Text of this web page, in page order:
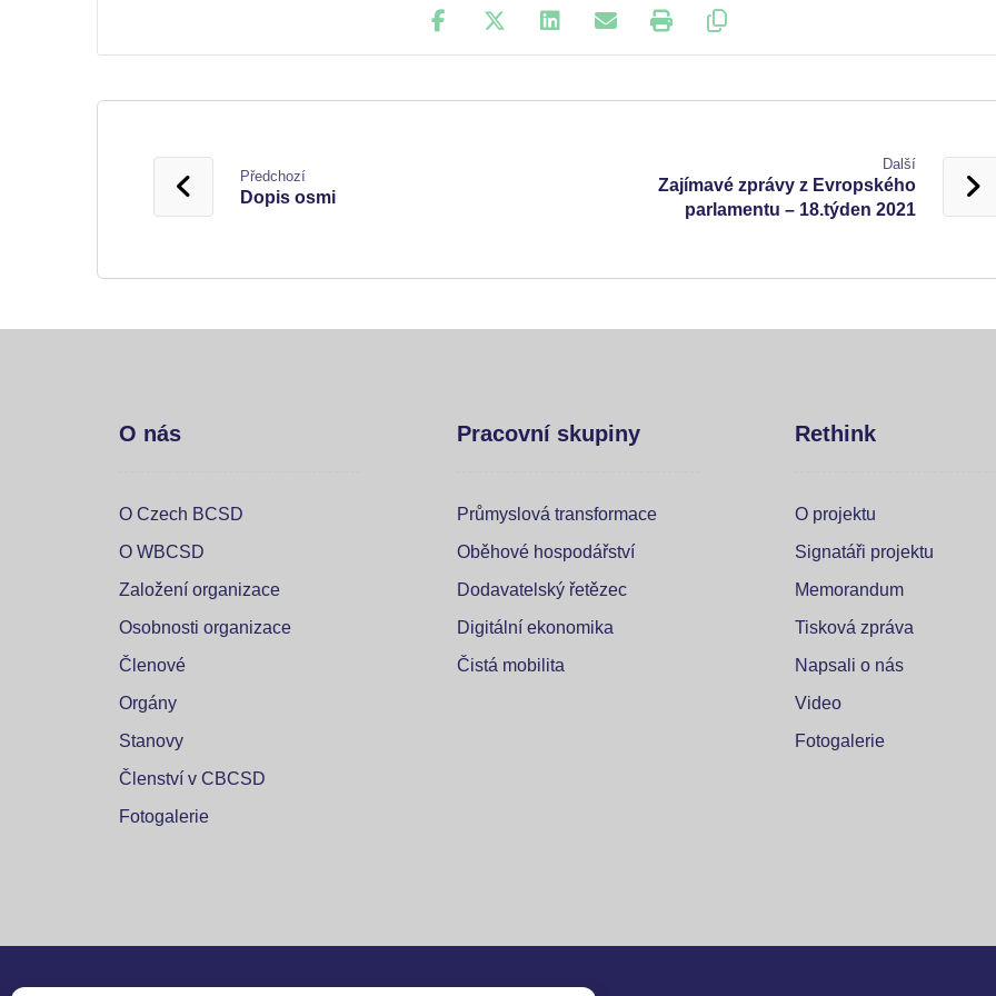
Předchozí
Dopis osmi
Další
Zajímavé zprávy z Evropského
parlamentu – 18.týden 2021
O nás
O Czech BCSD
O WBCSD
Založení organizace
Osobnosti organizace
Členové
Orgány
Stanovy
Členství v CBCSD
Fotogalerie
Pracovní skupiny
Průmyslová transformace
Oběhové hospodářství
Dodavatelský řetězec
Digitální ekonomika
Čistá mobilita
Rethink
O projektu
Signatáři projektu
Memorandum
Tisková zpráva
Napsali o nás
Video
Fotogalerie